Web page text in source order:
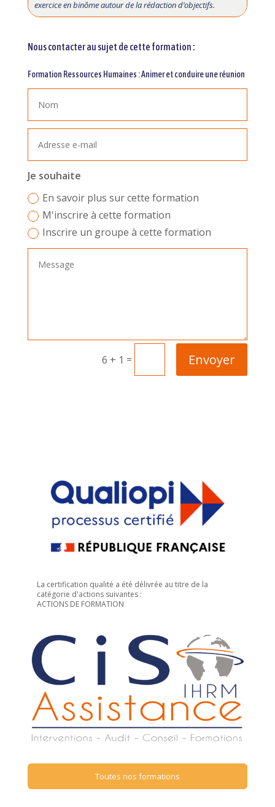
exercice en binôme autour de la rédaction d’objectifs.
Nous contacter au sujet de cette formation :
Formation Ressources Humaines : Animer et conduire une réunion
Je souhaite
En savoir plus sur cette formation
M'inscrire à cette formation
Inscrire un groupe à cette formation
6 + 1 = Envoyer
La certification qualité a été délivrée au titre de la
catégorie d'actions suivantes :
ACTIONS DE FORMATION
Toutes nos formations